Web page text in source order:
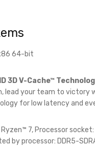
64-bit
3D V-Cache™
your team to victory
for low latency and
7, Processor
by processor: DDR5-